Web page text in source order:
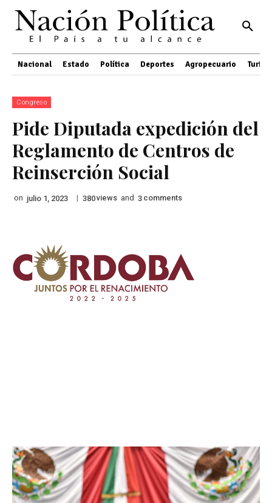
Nacional Estado Política Deportes Agropecuario
Congreso
Pide Diputada expedición del
Reglamento de Centros de
Reinserción Social
on julio 1, 2023 | 380views and 3 comments